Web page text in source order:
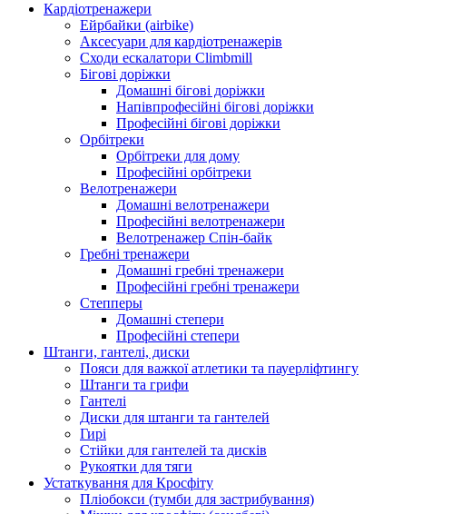
Кардіотренажери
Ейрбайки (airbike)
Аксесуари для кардіотренажерів
Сходи ескалатори Climbmill
Бігові доріжки
Домашні бігові доріжки
Напівпрофесійні бігові доріжки
Професійні бігові доріжки
Орбітреки
Орбітреки для дому
Професійні орбітреки
Велотренажери
Домашні велотренажери
Професійні велотренажери
Велотренажер Спін-байк
Гребні тренажери
Домашні гребні тренажери
Професійні гребні тренажери
Степперы
Домашні степери
Професійні степери
Штанги, гантелі, диски
Пояси для важкої атлетики та пауерліфтингу
Штанги та грифи
Гантелі
Диски для штанги та гантелей
Гирі
Стійки для гантелей та дисків
Рукоятки для тяги
Устаткування для Кросфіту
Пліобокси (тумби для застрибування)